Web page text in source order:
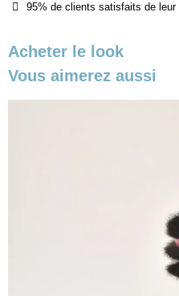
95% de clients satisfaits de leur
Acheter le look
Vous aimerez aussi